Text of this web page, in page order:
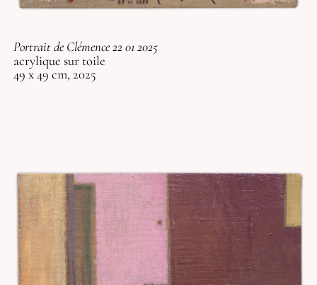
Portrait de Clémence 22 01 2025
acrylique sur toile
49 x 49 cm, 2025